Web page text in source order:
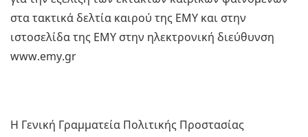
στα τακτικά δελτία καιρού της ΕΜΥ και στην
ιστοσελίδα της ΕΜΥ στην ηλεκτρονική διεύθυνση
www.emy.gr
Η Γενική Γραμματεία Πολιτικής Προστασίας